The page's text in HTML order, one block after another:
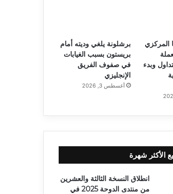
وبدء
برشلونة يلغي وديته أمام
بريستون بسبب الغيابات
في صفوف الفريق
الإنجليزي
أغسطس 3, 2026
الأكثر شهرة
انطلاق النسخة الثالثة والعشرين
من منتدى الدوحة 2025 في